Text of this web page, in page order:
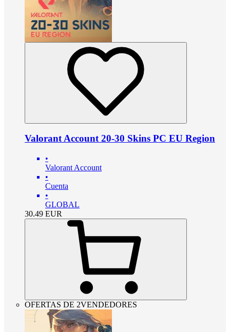
Valorant Account 20-30 Skins PC EU Region
•
Valorant Account
•
Cuenta
•
GLOBAL
30.49 EUR
OFERTAS DE 2VENDEDORES